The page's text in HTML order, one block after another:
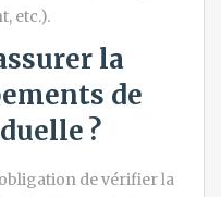
etc.).
la
de
?
de vérifier la